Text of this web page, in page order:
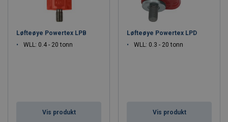
Løfteøye Powertex LPB
WLL: 0.4 - 20 tonn
Vis produkt
Løfteøye Powertex LPD
WLL: 0.3 - 20 tonn
Vis produkt